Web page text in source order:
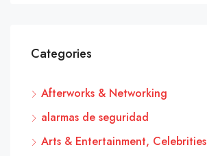
Categories
Afterworks & Networking
alarmas de seguridad
Arts & Entertainment, Celebrities